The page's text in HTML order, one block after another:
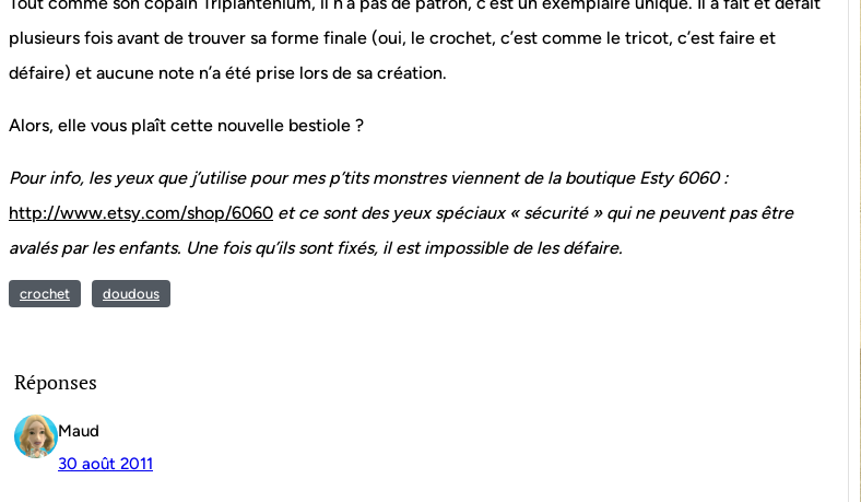
plusieurs fois avant de trouver sa forme finale (oui, le crochet, c’est comme le tricot, c’est faire et
défaire) et aucune note n’a été prise lors de sa création.
Alors, elle vous plaît cette nouvelle bestiole ?
Pour info, les yeux que j’utilise pour mes p’tits monstres viennent de la boutique Esty 6060 :
http://www.etsy.com/shop/6060 et ce sont des yeux spéciaux « sécurité » qui ne peuvent pas être
avalés par les enfants. Une fois qu’ils sont fixés, il est impossible de les défaire.
crochet doudous
Réponses
Maud
30 août 2011